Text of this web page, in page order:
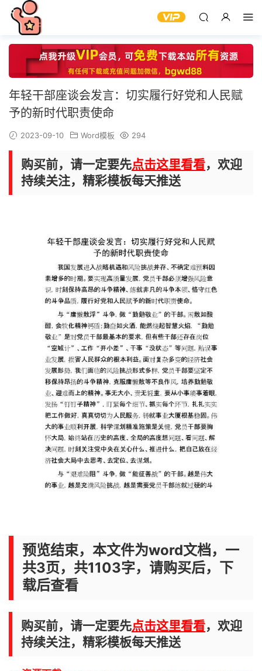
年轻干部座谈会发言：切实履行好党和人民赋
予的新时代职责使命
2023-09-10 Word模板 294
购买前，请一定要先点击这里看看，欢迎
持续关注，精彩模板每天推送
预览结束，本文件为word文档，一
共3页，共1103字，请购买后，下
载后查看
购买前，请一定要先点击这里看看，欢迎
持续关注，精彩模板每天推送